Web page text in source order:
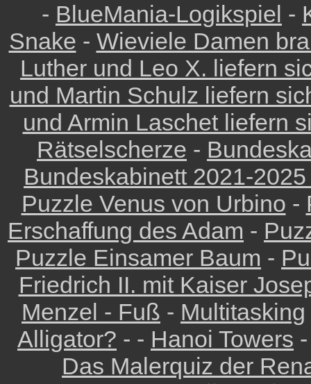
- BlueMania-Logikspiel -
Snake - Wieviele Damen
Luther und Leo X. liefern
und Martin Schulz liefern
und Armin Laschet liefern
Rätselscherze -
Bundeskabinett 2021-
Puzzle Venus von Urbino -
Erschaffung des Adam -
Puzzle Einsamer Baum -
Friedrich II. mit Kaiser
Menzel - Fuß - Multitasking
Alligator? - - Hanoi Towers
Das Malerquiz der